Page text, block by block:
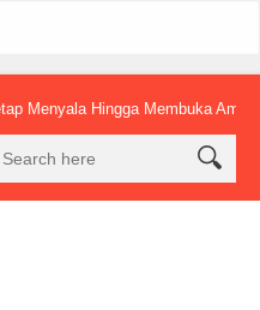
Menyala Hingga Membuka